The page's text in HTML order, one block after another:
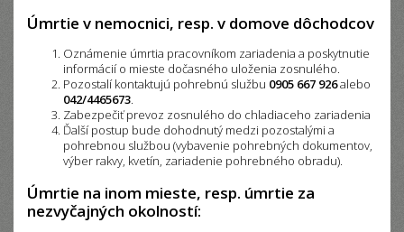
Úmrtie v nemocnici, resp. v domove dôchodcov
Oznámenie úmrtia pracovníkom zariadenia a poskytnutie
informácií o mieste dočasného uloženia zosnulého.
Pozostalí kontaktujú pohrebnú službu 0905 667 926alebo
042/4465673.
Zabezpečiť prevoz zosnulého do chladiaceho zariadenia
Ďalší postup bude dohodnutý medzi pozostalými a
pohrebnou službou (vybavenie pohrebných dokumentov,
výber rakvy, kvetín, zariadenie pohrebného obradu).
Úmrtie na inom mieste, resp. úmrtie za
nezvyčajných okolností: